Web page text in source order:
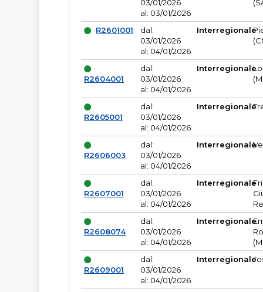
03/01/2026
al: 03/01/2026
R2601001
dal:
03/01/2026
al: 04/01/2026
Interregionale
R2604001
dal:
03/01/2026
al: 04/01/2026
Interregionale
R2605001
dal:
03/01/2026
al: 04/01/2026
Interregionale
R2606003
dal:
03/01/2026
al: 04/01/2026
Interregionale
R2607001
dal:
03/01/2026
al: 04/01/2026
Interregionale
R2608074
dal:
03/01/2026
al: 04/01/2026
Interregionale
R2609001
dal:
03/01/2026
al: 04/01/2026
Interregionale